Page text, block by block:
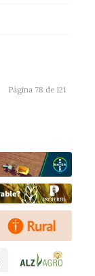
Página 78 de 121